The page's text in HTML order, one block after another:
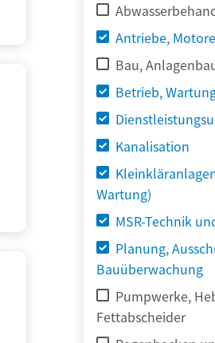
Antriebe,
Bau,
Betrieb,
Kanalisation
Wartung)
MSR-Technik
Planung,
Bauüberwachung
Pumpwerke,
Fettabscheider